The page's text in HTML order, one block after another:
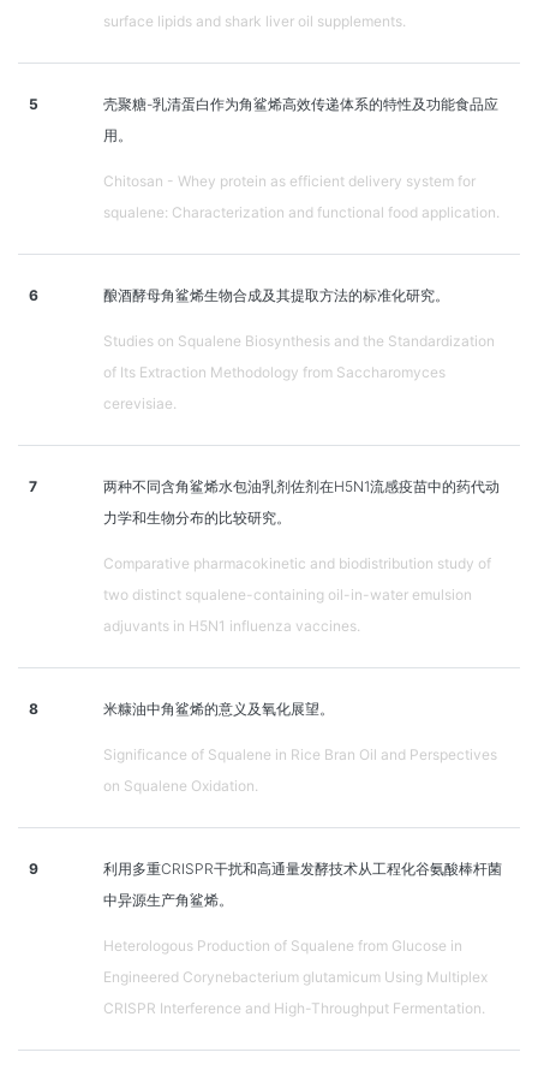
surface lipids and shark liver oil supplements.
5
壳聚糖-乳清蛋白作为角鲨烯高效传递体系的特性及功能食品应
用。
Chitosan - Whey protein as efficient delivery system for
squalene: Characterization and functional food application.
6 酿酒酵母角鲨烯生物合成及其提取方法的标准化研究。
Studies on Squalene Biosynthesis and the Standardization
of Its Extraction Methodology from Saccharomyces
cerevisiae.
7
两种不同含角鲨烯水包油乳剂佐剂在H5N1流感疫苗中的药代动
力学和生物分布的比较研究。
Comparative pharmacokinetic and biodistribution study of
two distinct squalene-containing oil-in-water emulsion
adjuvants in H5N1 influenza vaccines.
8 米糠油中角鲨烯的意义及氧化展望。
Significance of Squalene in Rice Bran Oil and Perspectives
on Squalene Oxidation.
9
利用多重CRISPR干扰和高通量发酵技术从工程化谷氨酸棒杆菌
中异源生产角鲨烯。
Heterologous Production of Squalene from Glucose in
Engineered Corynebacterium glutamicum Using Multiplex
CRISPR Interference and High-Throughput Fermentation.